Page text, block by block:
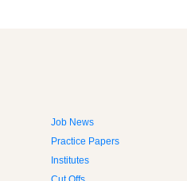
Job News
Practice Papers
Institutes